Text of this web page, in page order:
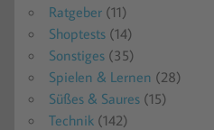
Ratgeber (11)
Shoptests (14)
Sonstiges (35)
Spielen & Lernen (28)
Süßes & Saures (15)
Technik (142)